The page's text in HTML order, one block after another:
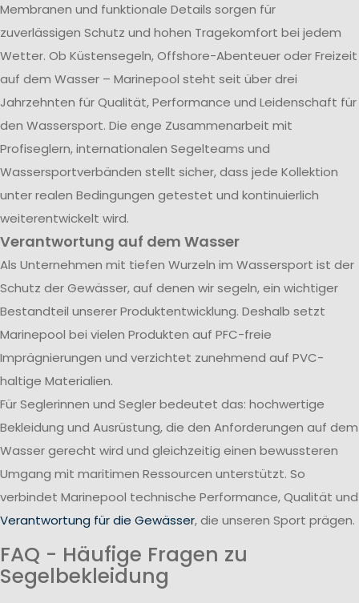
Membranen und funktionale Details sorgen für
zuverlässigen Schutz und hohen Tragekomfort bei jedem
Wetter. Ob Küstensegeln, Offshore-Abenteuer oder Freizeit
auf dem Wasser – Marinepool steht seit über drei
Jahrzehnten für Qualität, Performance und Leidenschaft für
den Wassersport. Die enge Zusammenarbeit mit
Profiseglern, internationalen Segelteams und
Wassersportverbänden stellt sicher, dass jede Kollektion
unter realen Bedingungen getestet und kontinuierlich
weiterentwickelt wird.
Verantwortung auf dem Wasser
Als Unternehmen mit tiefen Wurzeln im Wassersport ist der
Schutz der Gewässer, auf denen wir segeln, ein wichtiger
Bestandteil unserer Produktentwicklung. Deshalb setzt
Marinepool bei vielen Produkten auf PFC-freie
Imprägnierungen und verzichtet zunehmend auf PVC-
haltige Materialien.
Für Seglerinnen und Segler bedeutet das: hochwertige
Bekleidung und Ausrüstung, die den Anforderungen auf dem
Wasser gerecht wird und gleichzeitig einen bewussteren
Umgang mit maritimen Ressourcen unterstützt. So
verbindet Marinepool technische Performance, Qualität und
Verantwortung für die Gewässer, die unseren Sport prägen.
FAQ - Häufige Fragen zu
Segelbekleidung